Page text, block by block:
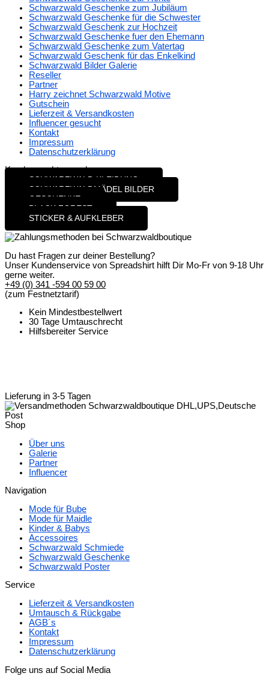
Schwarzwald Geschenke zum Jubiläum
Schwarzwald Geschenke für die Schwester
Schwarzwald Geschenk zur Hochzeit
Schwarzwald Geschenke fuer den Ehemann
Schwarzwald Geschenke zum Vatertag
Schwarzwald Geschenk für das Enkelkind
Schwarzwald Bilder Galerie
Reseller
Partner
Harry zeichnet Schwarzwald Motive
Gutschein
Lieferzeit & Versandkosten
Influencer gesucht
Kontakt
Impressum
Datenschutzerklärung
Kunden suchten auch
SCHWARZWALD KLEIDUNG
SCHWARZWALDMÄDEL BILDER
GESCHENKE
BLACK FOREST
STICKER & AUFKLEBER
Sicher bezahlen
Du hast Fragen zur deiner Bestellung?
Unser Kundenservice von Spreadshirt hilft Dir Mo-Fr von 9-18 Uhr
gerne weiter.
+49 (0) 341 -594 00 59 00
(zum Festnetztarif)
Kein Mindestbestellwert
30 Tage Umtauschrecht
Hilfsbereiter Service
Lieferung in 3-5 Tagen
Shop
Über uns
Galerie
Partner
Influencer
Navigation
Mode für Bube
Mode für Maidle
Kinder & Babys
Accessoires
Schwarzwald Schmiede
Schwarzwald Geschenke
Schwarzwald Poster
Service
Lieferzeit & Versandkosten
Umtausch & Rückgabe
AGB´s
Kontakt
Impressum
Datenschutzerklärung
Folge uns auf Social Media